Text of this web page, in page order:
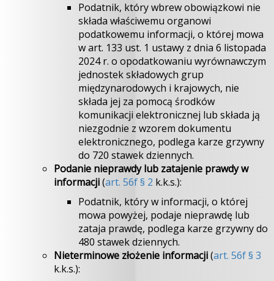
Podatnik, który wbrew obowiązkowi nie
składa właściwemu organowi
podatkowemu informacji, o której mowa
w art. 133 ust. 1 ustawy z dnia 6 listopada
2024 r. o opodatkowaniu wyrównawczym
jednostek składowych grup
międzynarodowych i krajowych, nie
składa jej za pomocą środków
komunikacji elektronicznej lub składa ją
niezgodnie z wzorem dokumentu
elektronicznego, podlega karze grzywny
do 720 stawek dziennych.
Podanie nieprawdy lub zatajenie prawdy w
informacji(art. 56f § 2 k.k.s.):
Podatnik, który w informacji, o której
mowa powyżej, podaje nieprawdę lub
zataja prawdę, podlega karze grzywny do
480 stawek dziennych.
Nieterminowe złożenie informacji(art. 56f § 3
k.k.s.):